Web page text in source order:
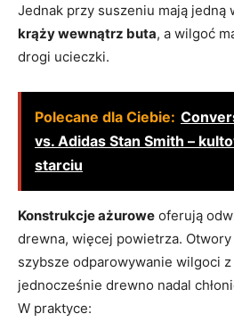
Jednak przy suszeniu mają jedną
krąży wewnątrz buta, a wilgoć
drogi ucieczki.
Polecane dla Ciebie:
vs. Adidas Stan Smith –
starciu
Konstrukcje ażurowe oferują
drewna, więcej powietrza. Otwory
szybsze odparowywanie wilgoci
jednocześnie drewno nadal
W praktyce: